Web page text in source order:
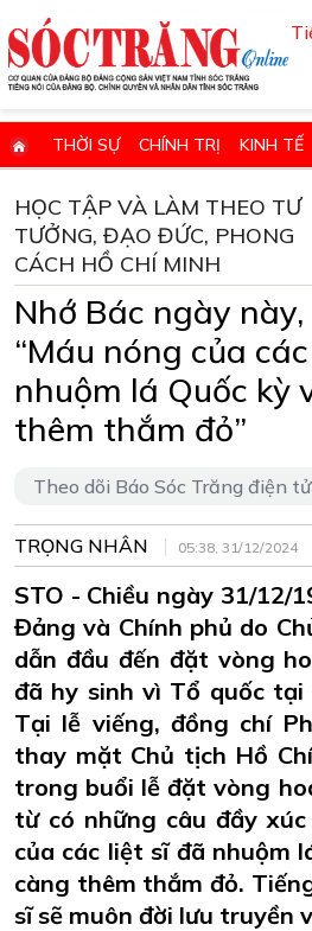
THỜI SỰ CHÍNH TRỊ KINH TẾ
GIÁO DỤC - KHOA
QUỐC PHÒNG - AN NINH QUỐC TẾ
ĐIỂM BÁO - TIN VẮN ĐỊA PHƯƠNG
THÔNG BÁO - QUẢNG CÁO
HỌC TẬP VÀ LÀM THEO TƯ TƯỞNG,
HỌC TẬP VÀ LÀM THEO TƯ
TƯỞNG, ĐẠO ĐỨC, PHONG
CÁCH HỒ CHÍ MINH
Nhớ Bác ngày
“Máu nóng của
nhuộm lá Quốc kỳ
thêm thắm đỏ”
Theo dõi Báo Sóc Trăng điện
TRỌNG NHÂN 05:38, 31/12/2024
STO - Chiều ngày 31/12/
Đảng và Chính phủ do
dẫn đầu đến đặt vòng
đã hy sinh vì Tổ quốc
Tại lễ viếng, đồng chí
thay mặt Chủ tịch Hồ
trong buổi lễ đặt vòng
từ có những câu đầy
của các liệt sĩ đã nhuộm
càng thêm thắm đỏ.
sĩ sẽ muôn đời lưu truyền